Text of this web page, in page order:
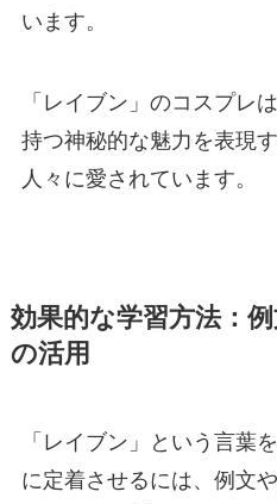
います。
「レイブン」のコスプレ
持つ神秘的な魅力を表現
人々に愛されています。
効果的な学習方法：
の活用
「レイブン」という言葉
に定着させるには、例文